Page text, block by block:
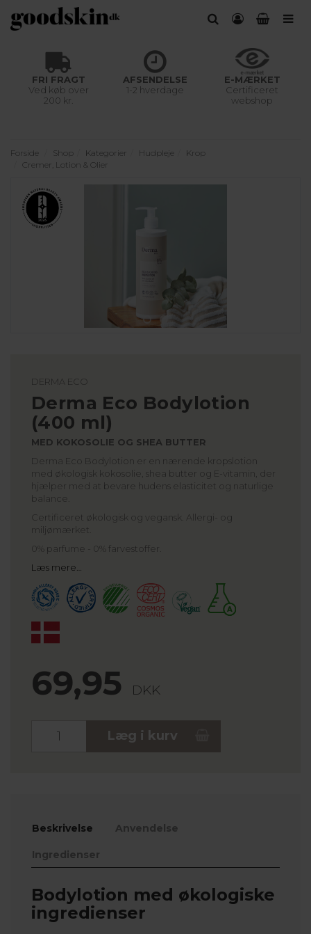
FRI FRAGT
Ved køb over
200 kr.
AFSENDELSE
1-2 hverdage
E-MÆRKET
Certificeret
webshop
Forside Shop Kategorier Hudpleje
Krop
Cremer, Lotion & Olier
DERMA ECO
Derma Eco Bodylotion
(400 ml)
MED KOKOSOLIE OG SHEA BUTTER
Derma Eco Bodylotion er en nærende kropslotion
med økologisk kokosolie, shea butter og E-vitamin, der
hjælper med at bevare hudens elasticitet og naturlige
balance.
Certificeret økologisk og vegansk. Allergi- og
miljømærket.
0% parfume - 0% farvestoffer.
Læs mere…
69,95 DKK
Læg i kurv
Beskrivelse Anvendelse
Ingredienser
Bodylotion med økologiske
ingredienser